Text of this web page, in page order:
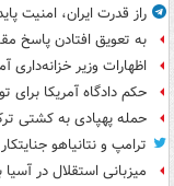
راز قدرت ایران، امنیت
به تعویق افتادن پاسخ
اظهارات وزیر
حکم دادگاه آمریکا
حمله پهپادی به کشتی
ترامپ و نتانیاهو
میزبانی استقلال در